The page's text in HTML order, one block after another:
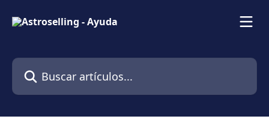
Buscar artículos...